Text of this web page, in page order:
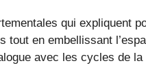
qui expliquent
tout en embellissant
avec les cycles de la